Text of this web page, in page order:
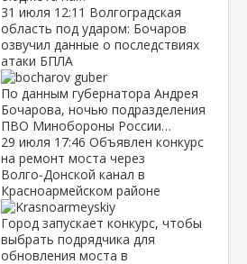
31 июля 12:11 Волгоградская
область под ударом: Бочаров
озвучил данные о последствиях
атаки БПЛА
По данным губернатора Андрея
Бочарова, ночью подразделения
ПВО Минобороны России…
29 июля 17:46 Объявлен конкурс
на ремонт моста через
Волго‑Донской канал в
Красноармейском районе
Город запускает конкурс, чтобы
выбрать подрядчика для
обновления моста в